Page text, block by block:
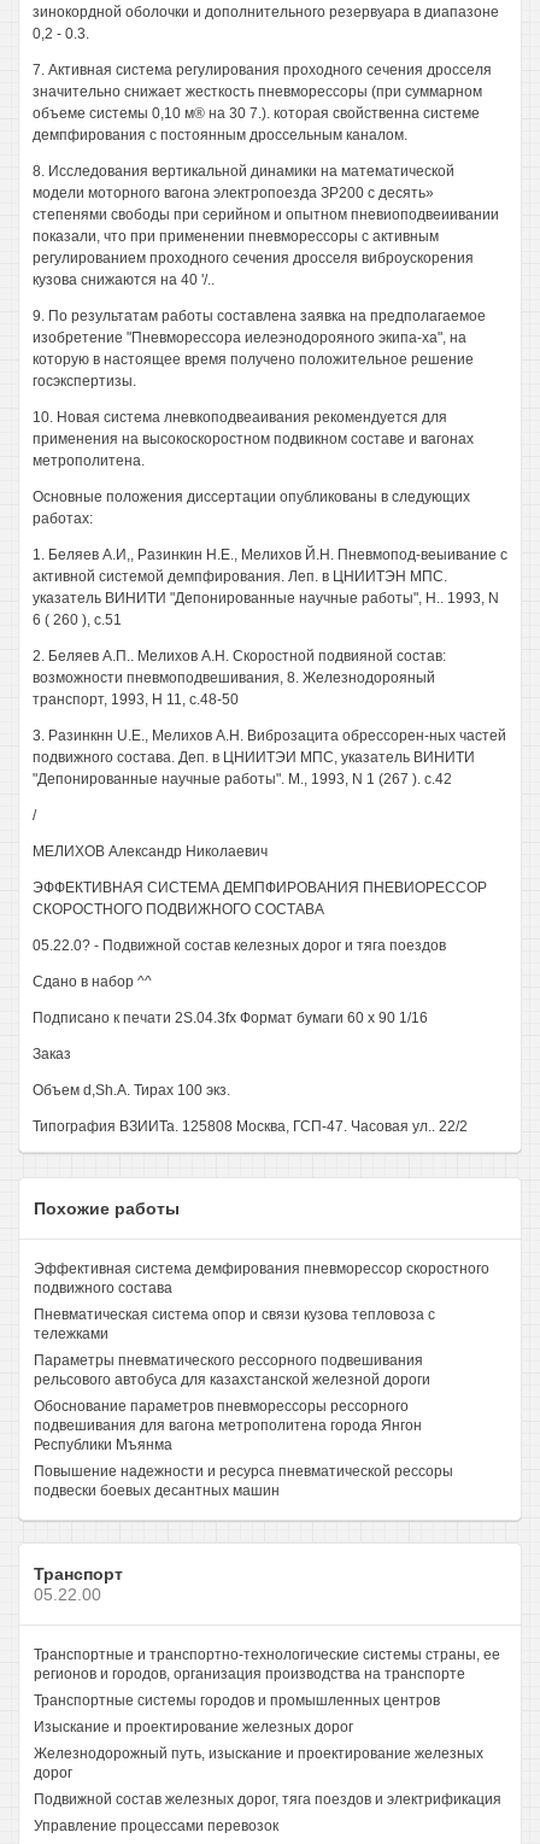
зинокордной оболочки и дополнительного резервуара в диапазоне
0,2 - 0.3.
7. Активная система регулирования проходного сечения дросселя
значительно снижает жесткость пневморессоры (при суммарном
объеме системы 0,10 м® на 30 7.). которая свойственна системе
демпфирования с постоянным дроссельным каналом.
8. Исследования вертикальной динамики на математической
модели моторного вагона электропоезда ЗР200 с десять»
степенями свободы при серийном и опытном пневиоподвеиивании
показали, что при применении пневморессоры с активным
регулированием проходного сечения дросселя виброускорения
кузова снижаются на 40 '/..
9. По результатам работы составлена заявка на предполагаемое
изобретение "Пневморессора иелеэнодорояного экипа-ха", на
которую в настоящее время получено положительное решение
госэкспертизы.
10. Новая система лневкоподвеаивания рекомендуется для
применения на высокоскоростном подвикном составе и вагонах
метрополитена.
Основные положения диссертации опубликованы в следующих
работах:
1. Беляев А.И,, Разинкин Н.Е., Мелихов Й.Н. Пневмопод-веыивание с
активной системой демпфирования. Леп. в ЦНИИТЭН МПС.
указатель ВИНИТИ "Депонированные научные работы", Н.. 1993, N
6 ( 260 ), с.51
2. Беляев А.П.. Мелихов А.Н. Скоростной подвияной состав:
возможности пневмоподвешивания, 8. Железнодорояный
транспорт, 1993, Н 11, с.48-50
3. Разинкнн U.E., Мелихов А.Н. Виброзацита обрессорен-ных частей
подвижного состава. Деп. в ЦНИИТЭИ МПС, указатель ВИНИТИ
"Депонированные научные работы". М., 1993, N 1 (267 ). с.42
/
МЕЛИХОВ Александр Николаевич
ЭФФЕКТИВНАЯ СИСТЕМА ДЕМПФИРОВАНИЯ ПНЕВИОРЕССОР
СКОРОСТНОГО ПОДВИЖНОГО СОСТАВА
05.22.0? - Подвижной состав келезных дорог и тяга поездов
Сдано в набор ^^
Подписано к печати 2S.04.3fx Формат бумаги 60 х 90 1/16
Заказ
Объем d,Sh.A. Тирах 100 экз.
Типография ВЗИИТа. 125808 Москва, ГСП-47. Часовая ул.. 22/2
Похожие работы
Эффективная система демфирования пневморессор скоростного
подвижного состава
Пневматическая система опор и связи кузова тепловоза с
тележками
Параметры пневматического рессорного подвешивания
рельсового автобуса для казахстанской железной дороги
Обоснование параметров пневморессоры рессорного
подвешивания для вагона метрополитена города Янгон
Республики Мъянма
Повышение надежности и ресурса пневматической рессоры
подвески боевых десантных машин
Транспорт
05.22.00
Транспортные и транспортно-технологические системы страны, ее
регионов и городов, организация производства на транспорте
Транспортные системы городов и промышленных центров
Изыскание и проектирование железных дорог
Железнодорожный путь, изыскание и проектирование железных
дорог
Подвижной состав железных дорог, тяга поездов и электрификация
Управление процессами перевозок